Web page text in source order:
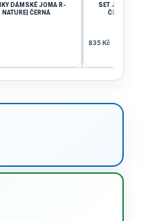
DÁMSKÉ JOMA R-
NATURE| ČERNÁ
SET JOMA
ČERVENÁ-
835 Kč